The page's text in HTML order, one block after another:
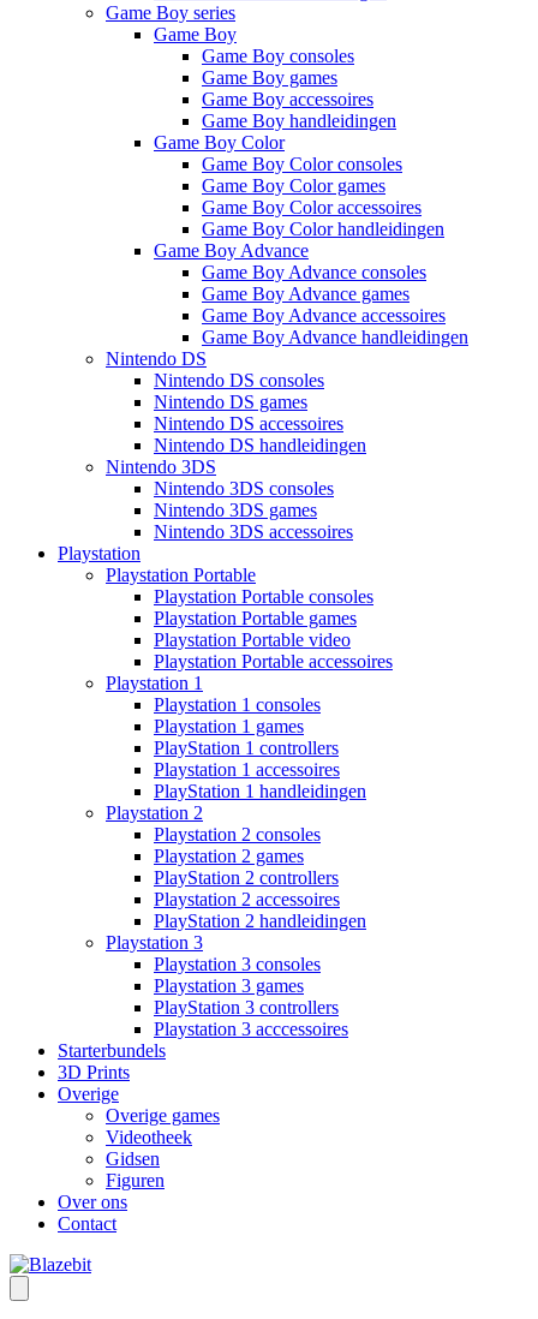
Game Boy series
Game Boy
Game Boy consoles
Game Boy games
Game Boy accessoires
Game Boy handleidingen
Game Boy Color
Game Boy Color consoles
Game Boy Color games
Game Boy Color accessoires
Game Boy Color handleidingen
Game Boy Advance
Game Boy Advance consoles
Game Boy Advance games
Game Boy Advance accessoires
Game Boy Advance handleidingen
Nintendo DS
Nintendo DS consoles
Nintendo DS games
Nintendo DS accessoires
Nintendo DS handleidingen
Nintendo 3DS
Nintendo 3DS consoles
Nintendo 3DS games
Nintendo 3DS accessoires
Playstation
Playstation Portable
Playstation Portable consoles
Playstation Portable games
Playstation Portable video
Playstation Portable accessoires
Playstation 1
Playstation 1 consoles
Playstation 1 games
PlayStation 1 controllers
Playstation 1 accessoires
PlayStation 1 handleidingen
Playstation 2
Playstation 2 consoles
Playstation 2 games
PlayStation 2 controllers
Playstation 2 accessoires
PlayStation 2 handleidingen
Playstation 3
Playstation 3 consoles
Playstation 3 games
PlayStation 3 controllers
Playstation 3 acccessoires
Starterbundels
3D Prints
Overige
Overige games
Videotheek
Gidsen
Figuren
Over ons
Contact